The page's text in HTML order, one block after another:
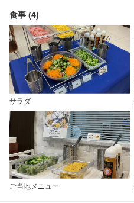
食事 (4)
サラダ
ご当地メニュー